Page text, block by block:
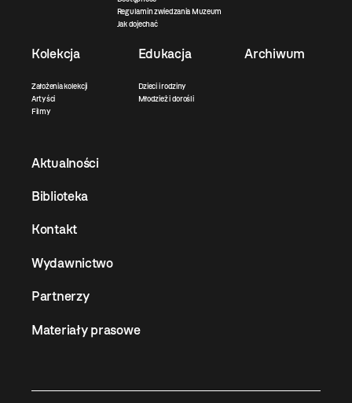
Regulamin zwiedzania Muzeum
Jak dojechać
Kolekcja
Założenia kolekcji
Artyści
Filmy
Edukacja
Dzieci i rodziny
Młodzież i dorośli
Archiwum
Aktualności
Biblioteka
Kontakt
Wydawnictwo
Partnerzy
Materiały prasowe